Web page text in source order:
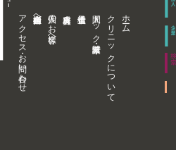
アクセス・お問い合わせ 企業内担当者様へ 個人のお客様へ 人間ドック・健康診断 クリニックについて ホーム